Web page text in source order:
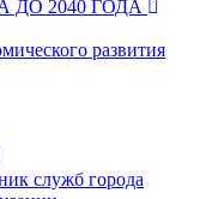
2040 ГОДА
развития
служб города